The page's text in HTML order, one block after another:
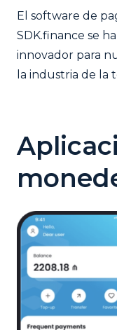
El software de
SDK.finance se
innovador para
la industria de la